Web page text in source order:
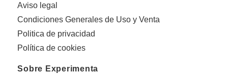
Aviso legal
Condiciones Generales de Uso y Venta
Politica de privacidad
Política de cookies
Sobre Experimenta